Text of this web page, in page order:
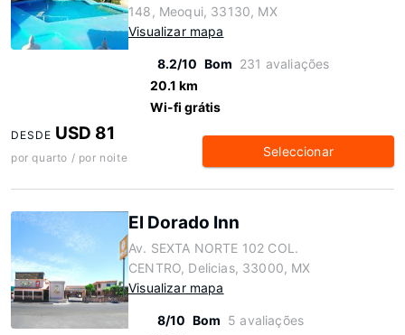
148, Meoqui, 33130, MX
Visualizar mapa
8.2/10 Bom 231 avaliações
20.1 km
Wi-fi grátis
DESDE USD 81
por quarto / por noite Seleccionar
El Dorado Inn
Av. SEXTA NORTE 102 COL.
CENTRO, Delicias, 33000, MX
Visualizar mapa
8/10 Bom 5 avaliações